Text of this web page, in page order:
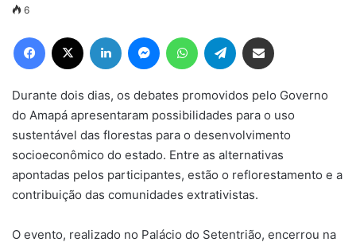
6
Facebook Linkedin MessengerWhatsAppTelegram
Durante dois dias, os debates promovidos pelo Governo
do Amapá apresentaram possibilidades para o uso
sustentável das florestas para o desenvolvimento
socioeconômico do estado. Entre as alternativas
apontadas pelos participantes, estão o reflorestamento e a
contribuição das comunidades extrativistas.
O evento, realizado no Palácio do Setentrião, encerrou na